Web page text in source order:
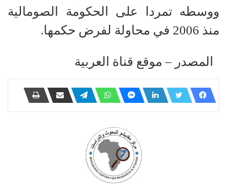
ووسطه تمردا على الحكومة الصومالية
منذ 2006 في محاولة لفرض حكمها.
المصدر – موقع قناة العربية